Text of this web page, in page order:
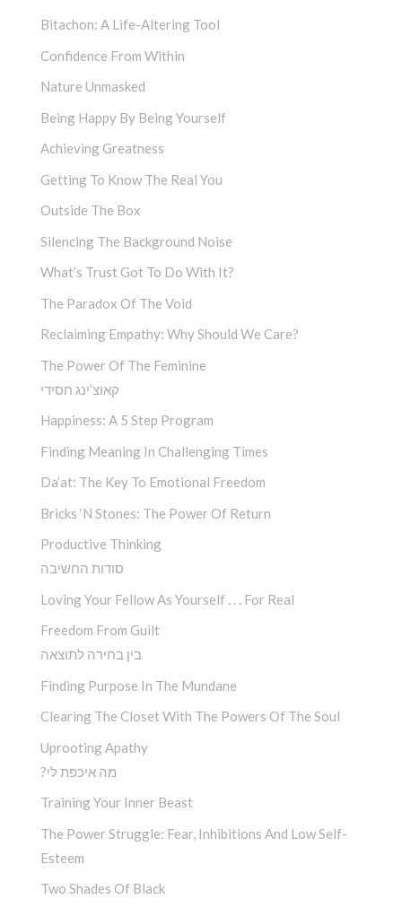
Bitachon: A Life-Altering Tool
Confidence From Within
Nature Unmasked
Being Happy By Being Yourself
Achieving Greatness
Getting To Know The Real You
Outside The Box
Silencing The Background Noise
What’s Trust Got To Do With It?
The Paradox Of The Void
Reclaiming Empathy: Why Should We Care?
The Power Of The Feminine
קאוצ’ינג חסידי
Happiness: A 5 Step Program
Finding Meaning In Challenging Times
Da’at: The Key To Emotional Freedom
Bricks ‘n Stones: The Power Of Return
Productive Thinking
סודות החשיבה
Loving Your Fellow As Yourself . . . For Real
Freedom From Guilt
בין בחירה לתוצאה
Finding Purpose In The Mundane
Clearing The Closet With The Powers Of The Soul
Uprooting Apathy
?מה איכפת לי
Training Your Inner Beast
The Power Struggle: Fear, Inhibitions And Low Self-
Esteem
Two Shades Of Black